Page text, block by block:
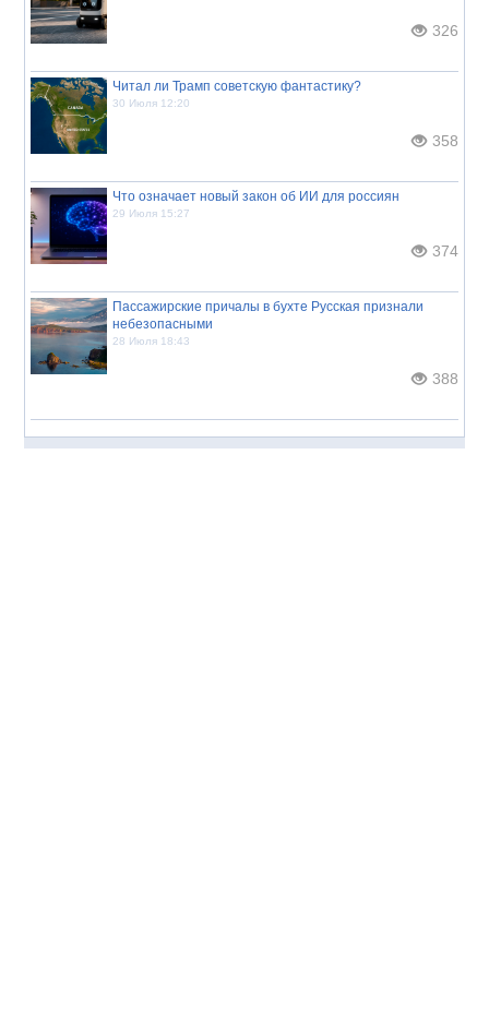
326
Читал ли Трамп советскую фантастику?
30 Июля 12:20
358
Что означает новый закон об ИИ для россиян
29 Июля 15:27
374
Пассажирские причалы в бухте Русская признали
небезопасными
28 Июля 18:43
388